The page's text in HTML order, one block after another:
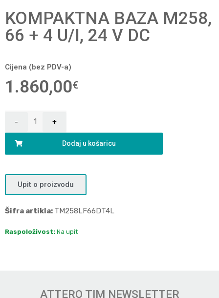
KOMPAKTNA BAZA M258,
66 + 4 U/I, 24 V DC
Cijena (bez PDV-a)
1.860,00€
Dodaj u košaricu
Upit o proizvodu
Šifra artikla: TM258LF66DT4L
Raspoloživost: Na upit
ATTERO TIM NEWSLETTER